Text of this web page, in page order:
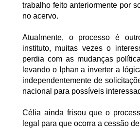
trabalho feito anteriormente por
no acervo.
Atualmente, o processo é
instituto, muitas vezes o
perdia com as mudanças
levando o Iphan a inverter a
independentemente de
nacional para possíveis
Célia ainda frisou que o
legal para que ocorra a cessão